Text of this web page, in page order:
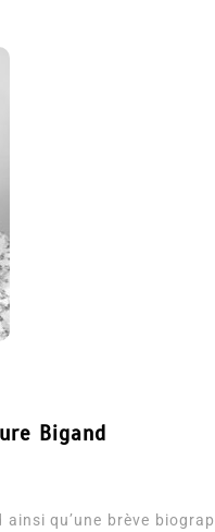
Bigand
qu’une brève
n’est pas